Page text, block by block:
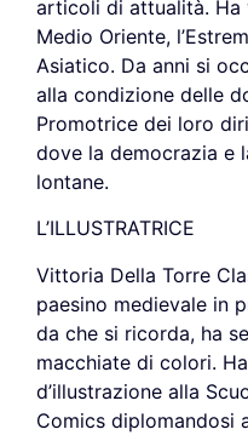
articoli di attualità. Ha
Medio Oriente,
Asiatico. Da anni si
alla condizione delle
Promotrice dei loro
dove la democrazia e
lontane.
L’ILLUSTRATRICE
Vittoria Della Torre
paesino medievale in
da che si ricorda, ha
macchiate di colori.
d’illustrazione alla
Comics diplomandosi